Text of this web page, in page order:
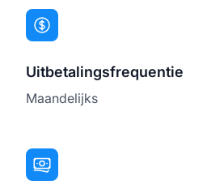
Uitbetalingsfrequentie
Maandelijks